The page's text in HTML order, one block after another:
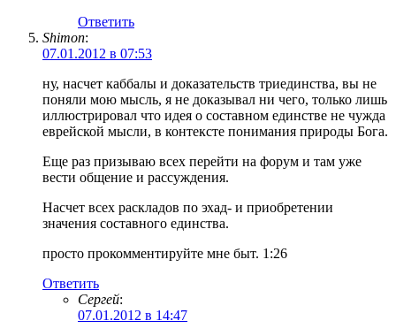
Ответить
Shimon:
07.01.2012 в 07:53
ну, насчет каббалы и доказательств триединства, вы не
поняли мою мысль, я не доказывал ни чего, только лишь
иллюстрировал что идея о составном единстве не чужда
еврейской мысли, в контексте понимания природы Бога.
Еще раз призываю всех перейти на форум и там уже
вести общение и рассуждения.
Насчет всех раскладов по эхад- и приобретении
значения составного единства.
просто прокомментируйте мне быт. 1:26
Ответить
Сергей:
07.01.2012 в 14:47